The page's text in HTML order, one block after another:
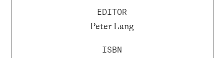
EDITOR
Peter Lang
ISBN